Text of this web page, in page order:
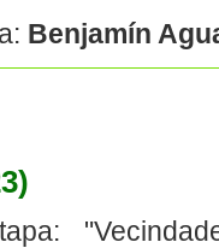
Benjamín